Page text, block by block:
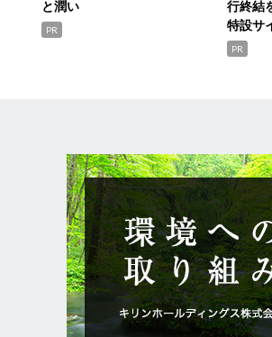
と潤い
PR
行終結
特設
PR